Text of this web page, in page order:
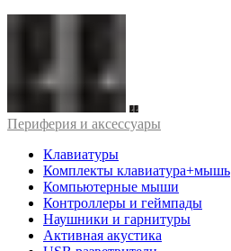
Периферия и аксессуары
Клавиатуры
Комплекты клавиатура+мышь
Компьютерные мыши
Контроллеры и геймпады
Наушники и гарнитуры
Активная акустика